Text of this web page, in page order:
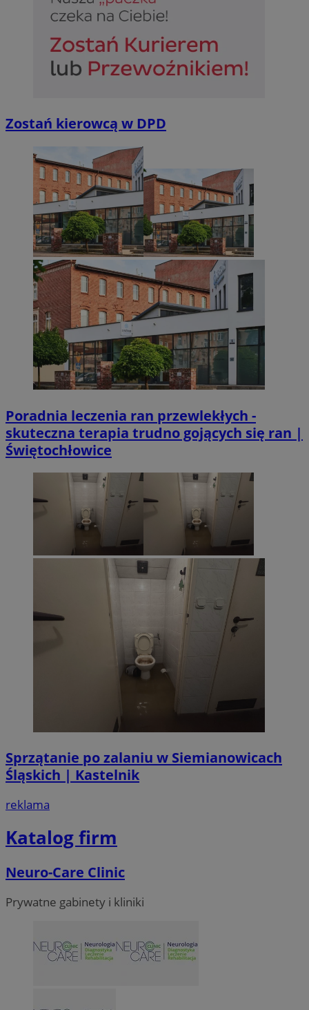
Zostań kierowcą w DPD
Poradnia leczenia ran przewlekłych -
skuteczna terapia trudno gojących się ran |
Świętochłowice
Sprzątanie po zalaniu w Siemianowicach
Śląskich | Kastelnik
reklama
Katalog firm
Neuro-Care Clinic
Prywatne gabinety i kliniki